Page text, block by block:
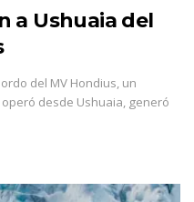
a Ushuaia del
del MV Hondius, un
desde Ushuaia, generó